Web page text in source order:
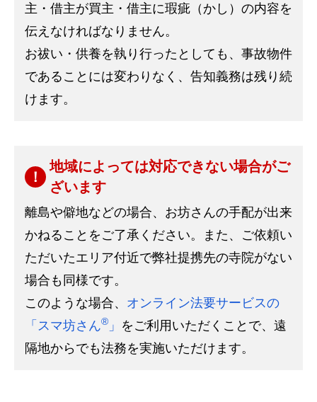
主・借主が買主・借主に瑕疵（かし）の内容を
伝えなければなりません。
お祓い・供養を執り行ったとしても、事故物件
であることには変わりなく、告知義務は残り続
けます。
地域によっては対応できない場合がご
ざいます
離島や僻地などの場合、お坊さんの手配が出来
かねることをご了承ください。また、ご依頼い
ただいたエリア付近で弊社提携先の寺院がない
場合も同様です。
このような場合、 オンライン法要サービスの
「スマ坊さん® 」 をご利用いただくことで、遠
隔地からでも法務を実施いただけます。